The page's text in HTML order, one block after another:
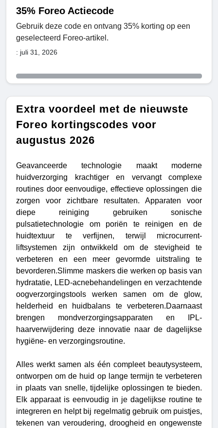
35% Foreo Actiecode
Gebruik deze code en ontvang 35% korting op een
geselecteerd Foreo-artikel.
: juli 31, 2026
Extra voordeel met de nieuwste
Foreo kortingscodes voor
augustus 2026
Geavanceerde technologie maakt moderne
huidverzorging krachtiger en vervangt complexe
routines door eenvoudige, effectieve oplossingen die
zorgen voor zichtbare resultaten. Apparaten voor
diepe reiniging gebruiken sonische
pulsatietechnologie om poriën te reinigen en de
huidtextuur te verfijnen, terwijl microcurrent-
liftsystemen zijn ontwikkeld om de stevigheid te
verbeteren en een meer gevormde uitstraling te
bevorderen.Slimme maskers die werken op basis van
hydratatie, LED-acnebehandelingen en verzachtende
oogverzorgingstools werken samen om de glow,
helderheid en huidbalans te verbeteren.Daarnaast
brengen mondverzorgingsapparaten en IPL-
haarverwijdering deze innovatie naar de dagelijkse
hygiëne- en verzorgingsroutine.
Alles werkt samen als één compleet beautysysteem,
ontworpen om de huid op lange termijn te verbeteren
in plaats van snelle, tijdelijke oplossingen te bieden.
Elk apparaat is eenvoudig in je dagelijkse routine te
integreren en helpt bij regelmatig gebruik om puistjes,
tekenen van veroudering, droogheid en ongewenste